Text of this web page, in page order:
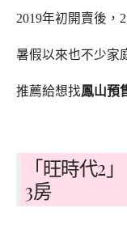
2019年初開賣後，
暑假以來也不少家
推薦給想找鳳山預
「旺時代2
3房